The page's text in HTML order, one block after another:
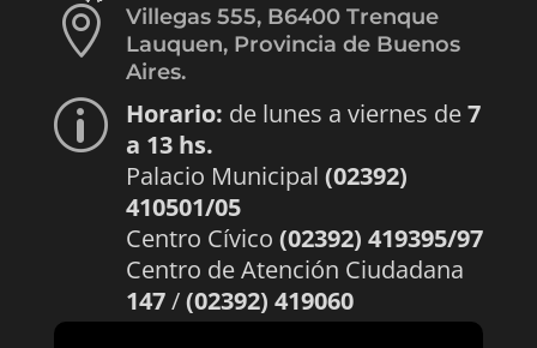

Villegas 555, B6400 Trenque
Lauquen, Provincia de Buenos
Aires.
p Horario: de lunes a viernes de7
a 13 hs.
Palacio Municipal (02392)
410501/05
Centro Cívico (02392) 419395/97
Centro de Atención Ciudadana
147/(02392) 419060